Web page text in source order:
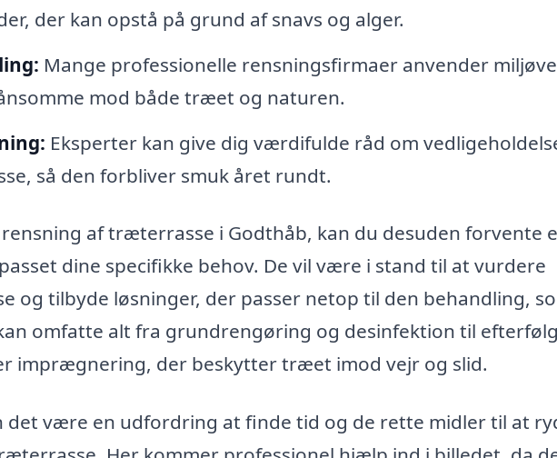
der kan opstå på grund af snavs og alger.
Mange professionelle rensningsfirmaer anvender
mod både træet og naturen.
Eksperter kan give dig værdifulde råd om
så den forbliver smuk året rundt.
af træterrasse i Godthåb, kan du desuden forvente
dine specifikke behov. De vil være i stand til at vurdere
og tilbyde løsninger, der passer netop til den behandling,
omfatte alt fra grundrengøring og desinfektion til
imprægnering, der beskytter træet imod vejr og slid.
det være en udfordring at finde tid og de rette midler til at